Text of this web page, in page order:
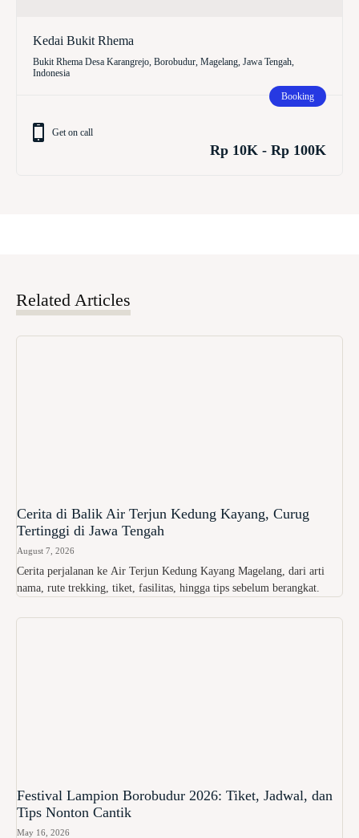
Kedai Bukit Rhema
Bukit Rhema Desa Karangrejo, Borobudur, Magelang, Jawa Tengah,
Indonesia
Booking
Get on call
Rp 10K - Rp 100K
Related Articles
Cerita di Balik Air Terjun Kedung Kayang, Curug
Tertinggi di Jawa Tengah
August 7, 2026
Cerita perjalanan ke Air Terjun Kedung Kayang Magelang, dari arti
nama, rute trekking, tiket, fasilitas, hingga tips sebelum berangkat.
Festival Lampion Borobudur 2026: Tiket, Jadwal, dan
Tips Nonton Cantik
May 16, 2026